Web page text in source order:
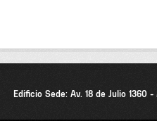
Edificio Sede: Av. 18 de Julio 1360